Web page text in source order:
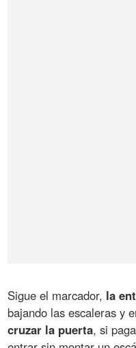
Sigue el marcador, la
bajando las escaleras y
cruzar la puerta, si